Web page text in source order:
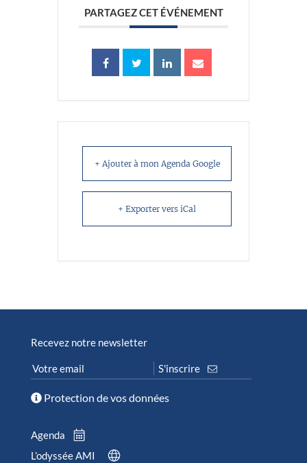
PARTAGEZ CET ÉVÉNEMENT
+ Ajouter à mon Agenda Google
+ Exporter vers iCal
Recevez notre newsletter
Protection de vos données
Agenda
L’odyssée AMI